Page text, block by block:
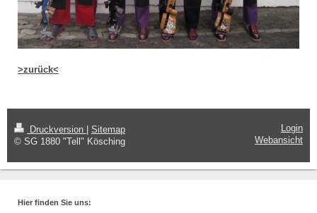
>zurück<
Druckversion
Sitemap
© SG 1880 "Tell" Kösching
Login
Webansicht
Hier finden Sie uns: